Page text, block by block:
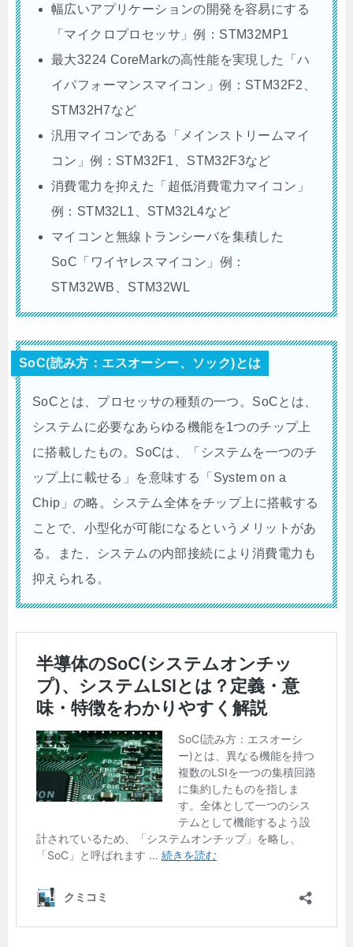
幅広いアプリケーションの開発を容易にする
「マイクロプロセッサ」例：STM32MP1
最大3224 CoreMarkの高性能を実現した「ハ
イパフォーマンスマイコン」例：STM32F2、
STM32H7など
汎用マイコンである「メインストリームマイ
コン」例：STM32F1、STM32F3など
消費電力を抑えた「超低消費電力マイコン」
例：STM32L1、STM32L4など
マイコンと無線トランシーバを集積した
SoC「ワイヤレスマイコン」例：
STM32WB、STM32WL
SoC(読み方：エスオーシー、ソック)とは
SoCとは、プロセッサの種類の一つ。SoCとは、
システムに必要なあらゆる機能を1つのチップ上
に搭載したもの。SoCは、「システムを一つのチ
ップ上に載せる」を意味する「System on a
Chip」の略。システム全体をチップ上に搭載する
ことで、小型化が可能になるというメリットがあ
る。また、システムの内部接続により消費電力も
抑えられる。